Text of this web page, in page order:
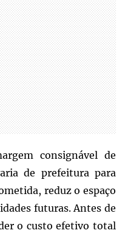
consignável de
de prefeitura para
reduz o espaço
futuras. Antes de
o custo efetivo total